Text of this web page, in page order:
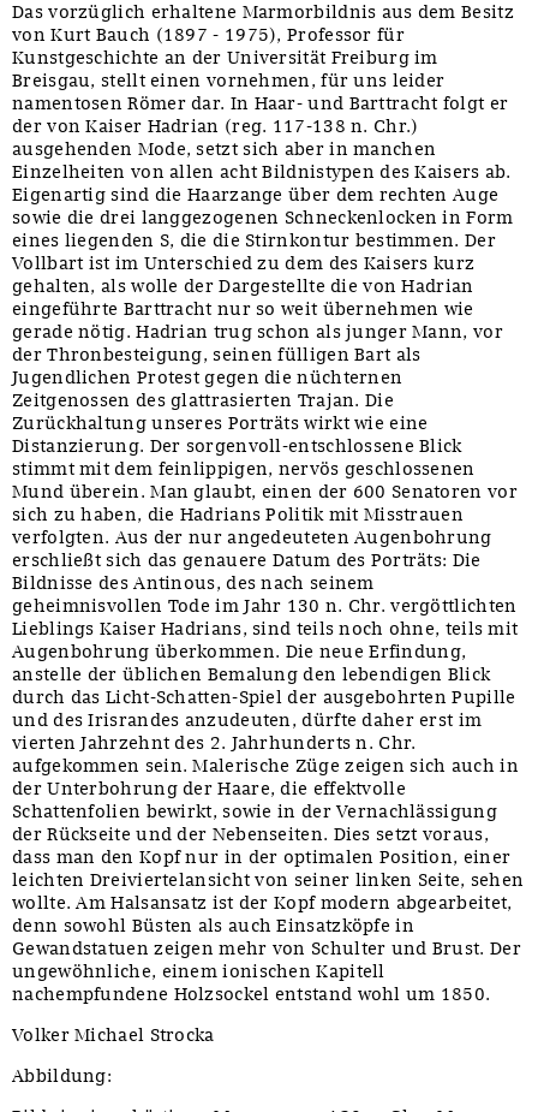
Das vorzüglich erhaltene Marmorbildnis aus dem Besitz
von Kurt Bauch (1897 - 1975), Professor für
Kunstgeschichte an der Universität Freiburg im
Breisgau, stellt einen vornehmen, für uns leider
namentosen Römer dar. In Haar- und Barttracht folgt er
der von Kaiser Hadrian (reg. 117-138 n. Chr.)
ausgehenden Mode, setzt sich aber in manchen
Einzelheiten von allen acht Bildnistypen des Kaisers ab.
Eigenartig sind die Haarzange über dem rechten Auge
sowie die drei langgezogenen Schneckenlocken in Form
eines liegenden S, die die Stirnkontur bestimmen. Der
Vollbart ist im Unterschied zu dem des Kaisers kurz
gehalten, als wolle der Dargestellte die von Hadrian
eingeführte Barttracht nur so weit übernehmen wie
gerade nötig. Hadrian trug schon als junger Mann, vor
der Thronbesteigung, seinen fülligen Bart als
Jugendlichen Protest gegen die nüchternen
Zeitgenossen des glattrasierten Trajan. Die
Zurückhaltung unseres Porträts wirkt wie eine
Distanzierung. Der sorgenvoll-entschlossene Blick
stimmt mit dem feinlippigen, nervös geschlossenen
Mund überein. Man glaubt, einen der 600 Senatoren vor
sich zu haben, die Hadrians Politik mit Misstrauen
verfolgten. Aus der nur angedeuteten Augenbohrung
erschließt sich das genauere Datum des Porträts: Die
Bildnisse des Antinous, des nach seinem
geheimnisvollen Tode im Jahr 130 n. Chr. vergöttlichten
Lieblings Kaiser Hadrians, sind teils noch ohne, teils mit
Augenbohrung überkommen. Die neue Erfindung,
anstelle der üblichen Bemalung den lebendigen Blick
durch das Licht-Schatten-Spiel der ausgebohrten Pupille
und des Irisrandes anzudeuten, dürfte daher erst im
vierten Jahrzehnt des 2. Jahrhunderts n. Chr.
aufgekommen sein. Malerische Züge zeigen sich auch in
der Unterbohrung der Haare, die effektvolle
Schattenfolien bewirkt, sowie in der Vernachlässigung
der Rückseite und der Nebenseiten. Dies setzt voraus,
dass man den Kopf nur in der optimalen Position, einer
leichten Dreiviertelansicht von seiner linken Seite, sehen
wollte. Am Halsansatz ist der Kopf modern abgearbeitet,
denn sowohl Büsten als auch Einsatzköpfe in
Gewandstatuen zeigen mehr von Schulter und Brust. Der
ungewöhnliche, einem ionischen Kapitell
nachempfundene Holzsockel entstand wohl um 1850.
Volker Michael Strocka
Abbildung: